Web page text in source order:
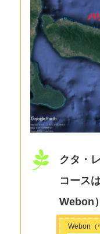
クタ・
コース
Webon）
Webon（